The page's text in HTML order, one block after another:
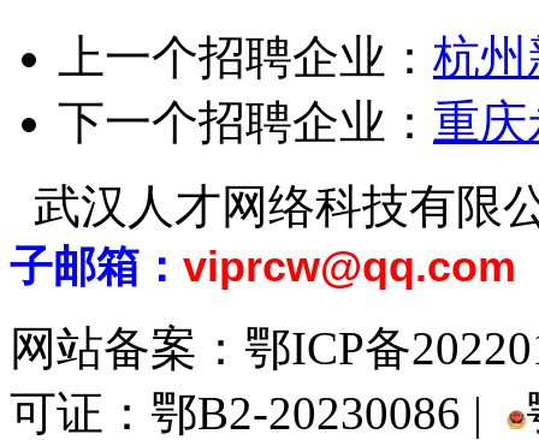
上一个招聘企业： 杭州
下一个招聘企业： 重
武汉人才网络科技有限
子邮箱： viprcw@qq.com
网站备案： 鄂ICP备
可证：鄂B2-20230086 |